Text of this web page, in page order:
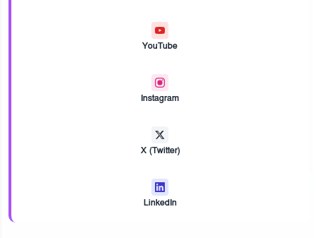
YouTube
Instagram
X (Twitter)
LinkedIn